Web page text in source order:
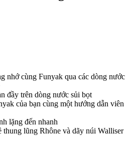
nhớ cùng Funyak qua các dòng nước
đầy trên dòng nước sủi bọt
của bạn cùng một hướng dẫn viên
lặng đến nhanh
thung lũng Rhône và dãy núi Walliser